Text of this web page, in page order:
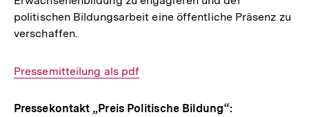
politischen Bildungsarbeit eine öffentliche Präsenz zu
verschaffen.
Interner
Pressemitteilung als pdf
Pressekontakt „Preis Politische Bildung“: